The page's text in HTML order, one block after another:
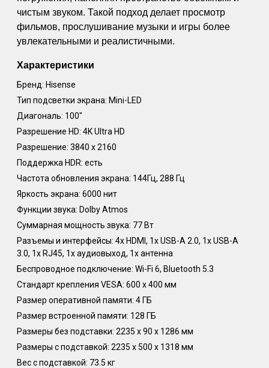
чистым звуком. Такой подход делает просмотр
фильмов, прослушивание музыки и игры более
увлекательными и реалистичными.
Характеристики
Бренд: Hisense
Тип подсветки экрана: Mini-LED
Диагональ: 100"
Разрешение HD: 4K Ultra HD
Разрешение: 3840 x 2160
Поддержка HDR: есть
Частота обновления экрана: 144Гц, 288 Гц
Яркость экрана: 6000 нит
Функции звука: Dolby Atmos
Суммарная мощность звука: 77 Вт
Разъемы и интерфейсы: 4x HDMI, 1х USB-A 2.0, 1х USB-A
3.0, 1х RJ45, 1х аудиовыход, 1х антенна
Беспроводное подключение: Wi-Fi 6, Bluetooth 5.3
Стандарт крепления VESA: 600 x 400 мм
Размер оперативной памяти: 4 ГБ
Размер встроенной памяти: 128 ГБ
Размеры без подставки: 2235 x 90 x 1286 мм
Размеры с подставкой: 2235 x 500 x 1318 мм
Вес с подставкой: 73.5 кг